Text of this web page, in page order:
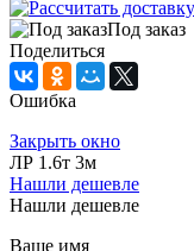
Под заказ
Поделиться
Ошибка
Закрыть окно
ЛР 1.6т 3м
Нашли дешевле
Нашли дешевле
Ваше имя